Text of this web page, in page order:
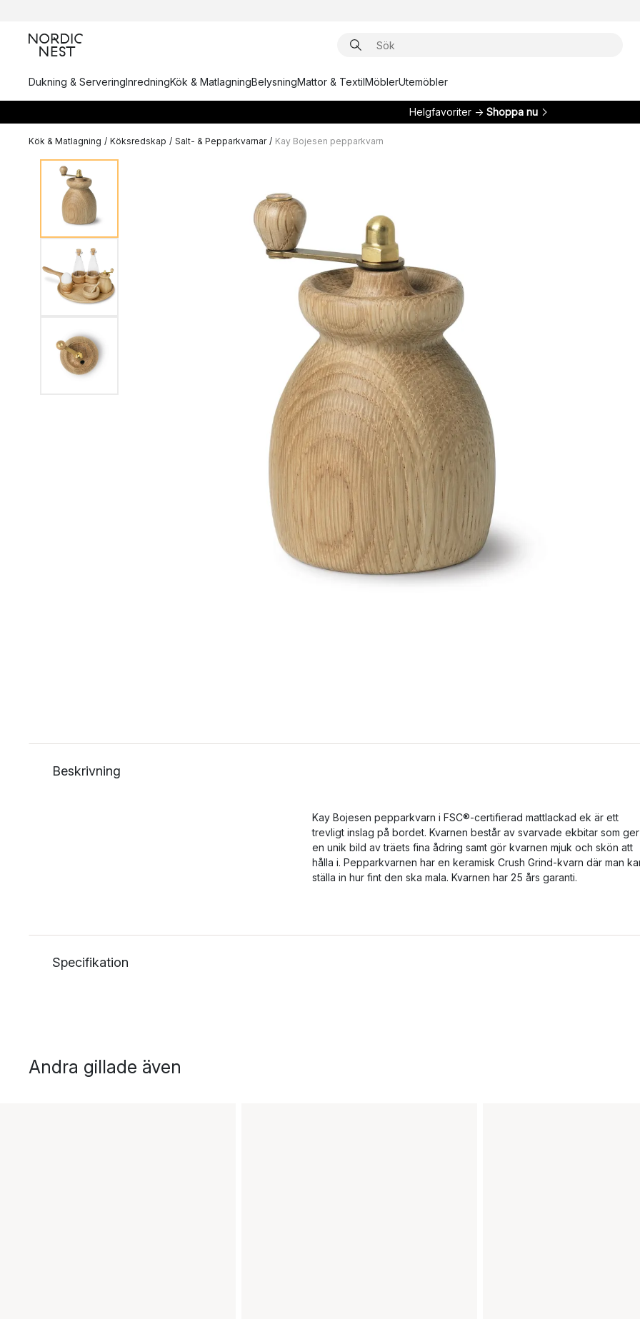
Dukning & ServeringInredningKök & MatlagningBelysningMattor & TextilMöblerUtemöbler
Helgfavoriter → Shoppa nu
Kök & Matlagning / Köksredskap / Salt- & Pepparkvarnar / Kay Bojesen pepparkvarn
Beskrivning
Kay Bojesen pepparkvarn i FSC®-certifierad mattlackad ek är ett
trevligt inslag på bordet. Kvarnen består av svarvade ekbitar som ger
en unik bild av träets fina ådring samt gör kvarnen mjuk och skön att
hålla i. Pepparkvarnen har en keramisk Crush Grind-kvarn där man
ställa in hur fint den ska mala. Kvarnen har 25 års garanti.
Specifikation
Andra gillade även